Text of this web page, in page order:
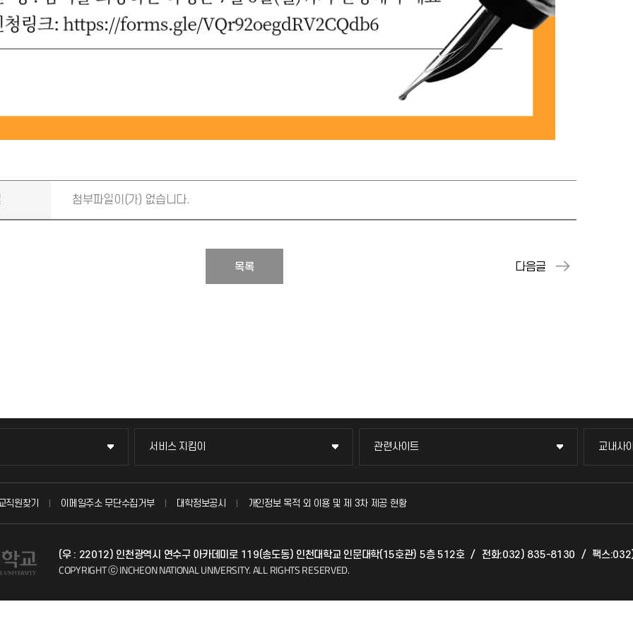
첨부파일이(가) 없습니다.
목록
서비스 지킴이
서비스 지킴이
묻고 답하기
자주 묻는 질문(FAQ)
관련사이트
관련사이트
국방헬프콜
산학협력단
교내사
교내사
교수회
국제교
직원찾기 이메일주소 무단수집거부 대학정보공시 개인정보 목적 외 이용 및 제 3차 제공 현황
(우 : 22012) 인천광역시 연수구 아카데미로 119(송도동) 인천대학교 인문대학(15호관) 5층 512호 / 전화:032) 835-8130 / 팩스
COPYRIGHT ⓒ INCHEON NATIONAL UNIVERSITY.ALL RIGHTS RESERVED.